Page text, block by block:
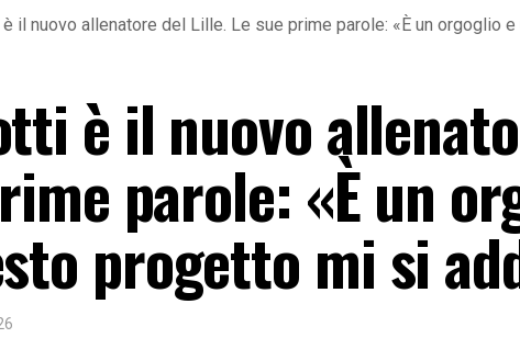
il nuovo allenatore del Lille. Le sue prime parole: «È un orgoglio
è il nuovo
parole: «È un
progetto mi si